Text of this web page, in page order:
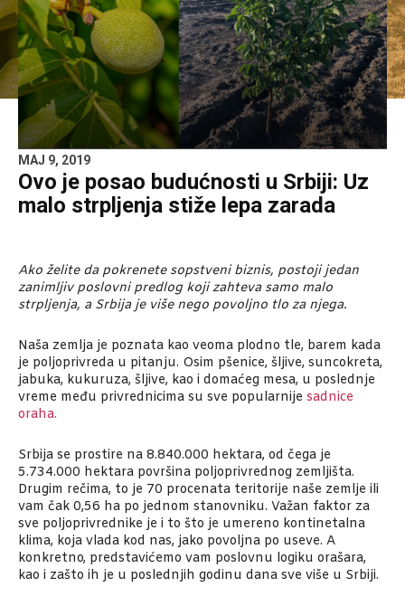
MAJ 9, 2019
Ovo je posao budućnosti u Srbiji: Uz
malo strpljenja stiže lepa zarada
Ako želite da pokrenete sopstveni biznis, postoji jedan
zanimljiv poslovni predlog koji zahteva samo malo
strpljenja, a Srbija je više nego povoljno tlo za njega.
Naša zemlja je poznata kao veoma plodno tle, barem kada
je poljoprivreda u pitanju. Osim pšenice, šljive, suncokreta,
jabuka, kukuruza, šljive, kao i domaćeg mesa, u poslednje
vreme među privrednicima su sve popularnije sadnice
oraha.
Srbija se prostire na 8.840.000 hektara, od čega je
5.734.000 hektara površina poljoprivrednog zemljišta.
Drugim rečima, to je 70 procenata teritorije naše zemlje ili
vam čak 0,56 ha po jednom stanovniku. Važan faktor za
sve poljoprivrednike je i to što je umereno kontinetalna
klima, koja vlada kod nas, jako povoljna po useve. A
konkretno, predstavićemo vam poslovnu logiku orašara,
kao i zašto ih je u poslednjih godinu dana sve više u Srbiji.